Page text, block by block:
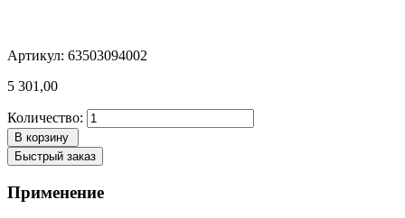
Артикул: 63503094002
5 301,00
Количество:
В корзину
Быстрый заказ
Применение